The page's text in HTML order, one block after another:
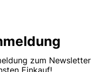
zum Newsletter
Einkauf!